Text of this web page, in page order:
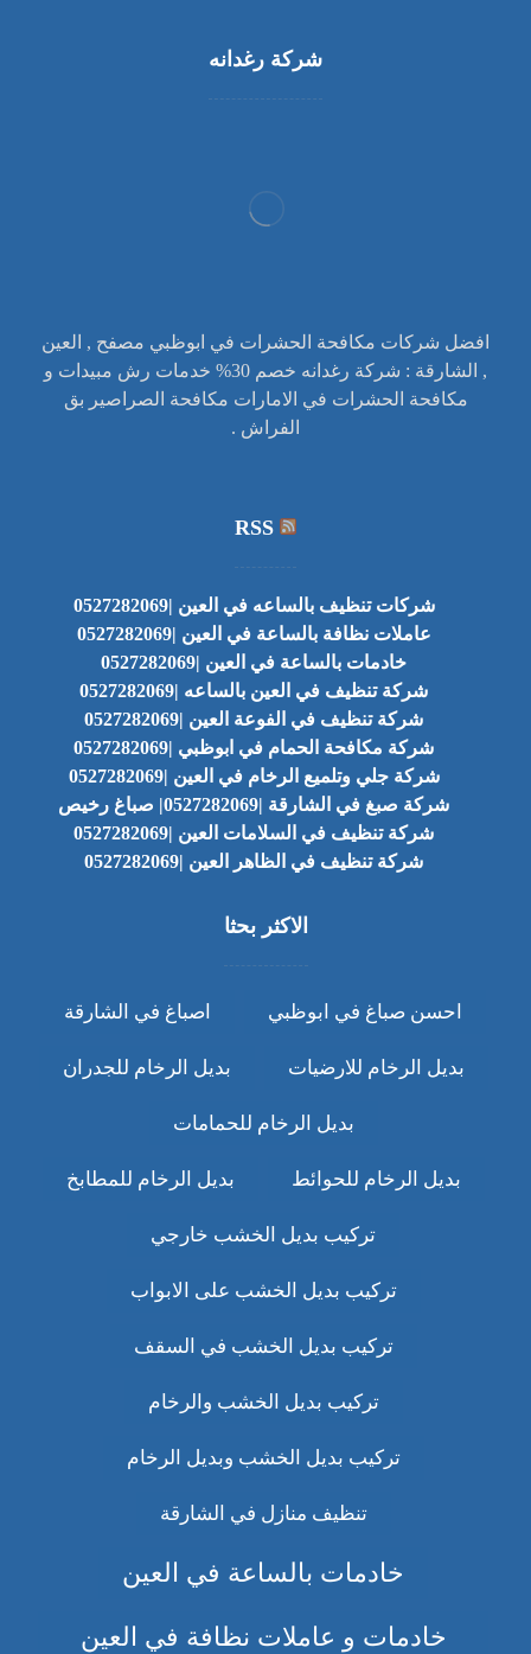
شركة رغدانه
افضل شركات مكافحة الحشرات في ابوظبي مصفح , العين
, الشارقة : شركة رغدانه خصم 30% خدمات رش مبيدات و
مكافحة الحشرات في الامارات مكافحة الصراصير بق
الفراش .
RSS
شركات تنظيف بالساعه في العين |0527282069
عاملات نظافة بالساعة في العين |0527282069
خادمات بالساعة في العين |0527282069
شركة تنظيف في العين بالساعه |0527282069
شركة تنظيف في الفوعة العين |0527282069
شركة مكافحة الحمام في ابوظبي |0527282069
شركة جلي وتلميع الرخام في العين |0527282069
شركة صبغ في الشارقة |0527282069| صباغ رخيص
شركة تنظيف في السلامات العين |0527282069
شركة تنظيف في الظاهر العين |0527282069
الاكثر بحثا
احسن صباغ في ابوظبي اصباغ في الشارقة
بديل الرخام للارضيات بديل الرخام للجدران
بديل الرخام للحمامات
بديل الرخام للحوائط بديل الرخام للمطابخ
تركيب بديل الخشب خارجي
تركيب بديل الخشب على الابواب
تركيب بديل الخشب في السقف
تركيب بديل الخشب والرخام
تركيب بديل الخشب وبديل الرخام
تنظيف منازل في الشارقة
خادمات بالساعة في العين
خادمات و عاملات نظافة في العين